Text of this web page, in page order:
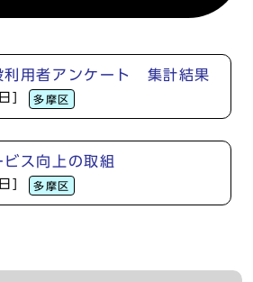
利用者アンケート 集計結果
] 多摩区
ス向上の取組
] 多摩区